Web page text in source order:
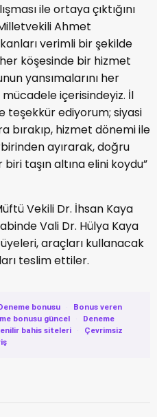
ile ortaya çıktığını
Ahmet
verimli bir şekilde
her köşesinde bir hizmet
yansımalarını her
içerisindeyiz. İl
teşekkür ediyorum; siyasi
bırakıp, hizmet dönemi ile
ayırarak, doğru
taşın altına elini koydu”
Vekili Dr. İhsan Kaya
Vali Dr. Hülya Kaya
araçları kullanacak
teslim ettiler.
bonusu ·
Bonus veren
bonusu güncel ·
Deneme
bahis siteleri ·
Çevrimsiz